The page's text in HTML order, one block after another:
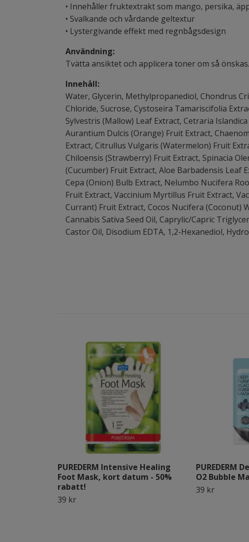
• Innehåller fruktextrakt som mango, persika,
• Svalkande och vårdande geltextur
• Lystergivande effekt med regnbågsdesign
Användning:
Tvätta ansiktet och applicera toner om så
Innehåll:
Water, Glycerin, Methylpropanediol, Chondrus
Chloride, Sucrose, Cystoseira Tamariscifolia
Sylvestris (Mallow) Leaf Extract, Cetraria
Aurantium Dulcis (Orange) Fruit Extract,
Extract, Citrullus Vulgaris (Watermelon) Fruit
Chiloensis (Strawberry) Fruit Extract, Spinacia
(Cucumber) Fruit Extract, Aloe Barbadensis Leaf
Cepa (Onion) Bulb Extract, Nelumbo Nucifera
Fruit Extract, Vaccinium Myrtillus Fruit Extract,
Currant) Fruit Extract, Cocos Nucifera (Coconut)
Cannabis Sativa Seed Oil, Caprylic/Capric
Castor Oil, Disodium EDTA, 1,2-Hexanediol,
PUREDERM Intensive Healing
Foot Mask, kort datum - 50%
rabatt!
39 kr
PUREDERM
O2 Bubble
39 kr